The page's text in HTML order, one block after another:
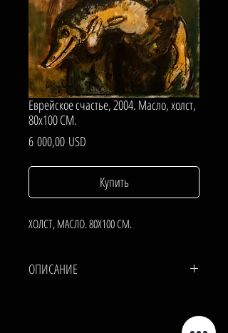
Еврейское счастье, 2004. Масло, холст,
80х100 СМ.
6 000,00 USD
Купить
ХОЛСТ, МАСЛО. 80Х100 СМ.
ОПИСАНИЕ